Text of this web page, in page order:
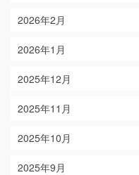
2026年2月
2026年1月
2025年12月
2025年11月
2025年10月
2025年9月